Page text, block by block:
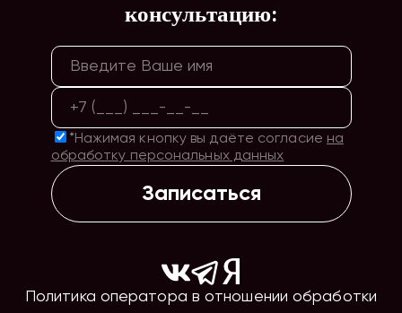
консультацию:
*Нажимая кнопку вы даёте согласие на
обработку персональных данных
Записаться
Политика оператора в отношении обработки